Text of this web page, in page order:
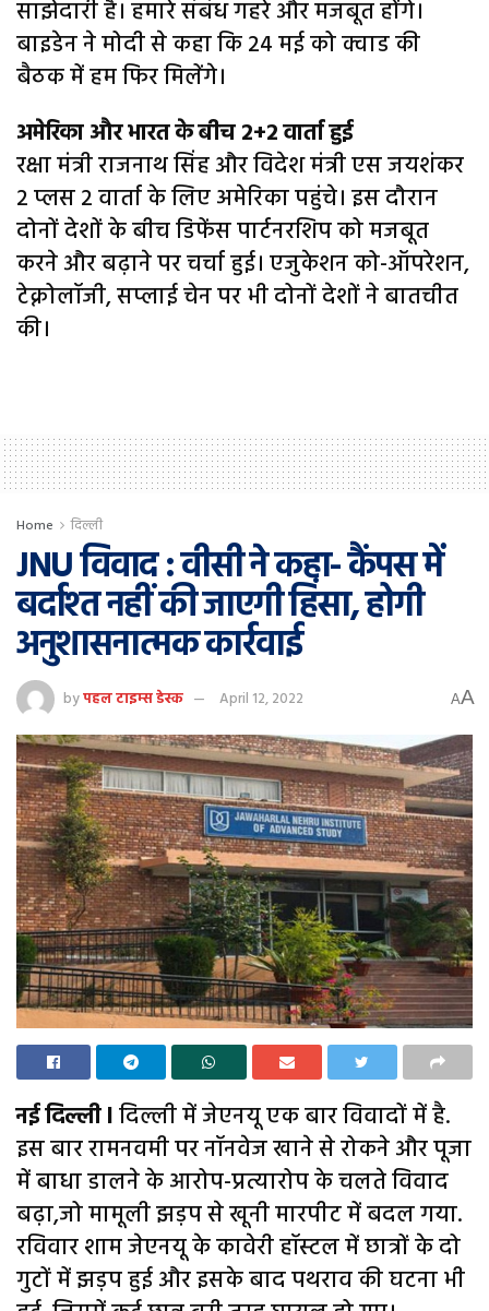
साझेदारी है। हमारे संबंध गहरे और मजबूत होंगे।
बाइडेन ने मोदी से कहा कि 24 मई को क्वाड की
बैठक में हम फिर मिलेंगे।
अमेरिका और भारत के बीच 2+2 वार्ता हुई
रक्षा मंत्री राजनाथ सिंह और विदेश मंत्री एस जयशंकर
2 प्लस 2 वार्ता के लिए अमेरिका पहुंचे। इस दौरान
दोनों देशों के बीच डिफेंस पार्टनरशिप को मजबूत
करने और बढ़ाने पर चर्चा हुई। एजुकेशन को-ऑपरेशन,
टेक्नोलॉजी, सप्लाई चेन पर भी दोनों देशों ने बातचीत
की।
Home दिल्ली
JNU विवाद : वीसी ने कहा- कैंपस में
बर्दाश्‍त नहीं की जाएगी ह‍िंसा, होगी
अनुशासनात्‍मक कार्रवाई
byपहल टाइम्स डेस्क April 12, 2022 AA
नई दिल्ली lदिल्ली में जेएनयू एक बार विवादों में है.
इस बार रामनवमी पर नॉनवेज खाने से रोकने और पूजा
में बाधा डालने के आरोप-प्रत्यारोप के चलते विवाद
बढ़ा,जो मामूली झड़प से खूनी मारपीट में बदल गया.
रविवार शाम जेएनयू के कावेरी हॉस्टल में छात्रों के दो
गुटों में झड़प हुई और इसके बाद पथराव की घटना भी